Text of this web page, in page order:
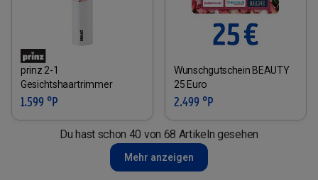
prinz 2-1
Gesichtshaartrimmer
1.599 °P
Wunschgutschein BEAUTY
25 Euro
2.499 °P
Du hast schon 40 von 68 Artikeln gesehen
Mehr anzeigen